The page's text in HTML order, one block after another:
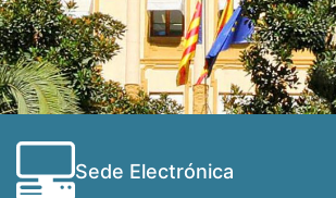
Sede Electrónica